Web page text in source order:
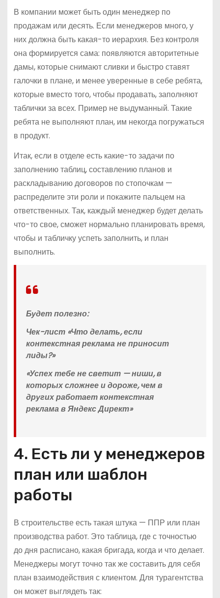
В компании может быть один менеджер по
продажам или десять. Если менеджеров много, у
них должна быть какая-то иерархия. Без контроля
она формируется сама: появляются авторитетные
дамы, которые снимают сливки и быстро ставят
галочки в плане, и менее уверенные в себе ребята,
которые вместо того, чтобы продавать, заполняют
таблички за всех. Пример не выдуманный. Такие
ребята не выполняют план, им некогда погружаться
в продукт.
Итак, если в отделе есть какие-то задачи по
заполнению таблиц, составлению планов и
раскладыванию договоров по стопочкам —
распределите эти роли и покажите пальцем на
ответственных. Так, каждый менеджер будет делать
что-то свое, сможет нормально планировать время,
чтобы и табличку успеть заполнить, и план
выполнить.
Будет полезно:
Чек-лист «Что делать, если
контекстная реклама не приносит
лиды?»
«Успех тебе не светит — ниши, в
которых сложнее и дороже, чем в
других работает контекстная
реклама в Яндекс Директ»
4. Есть ли у менеджеров
план или шаблон
работы
В строительстве есть такая штука — ППР или план
производства работ. Это таблица, где с точностью
до дня расписано, какая бригада, когда и что делает.
Менеджеры могут точно так же составить для себя
план взаимодействия с клиентом. Для турагентства
он может выглядеть так: